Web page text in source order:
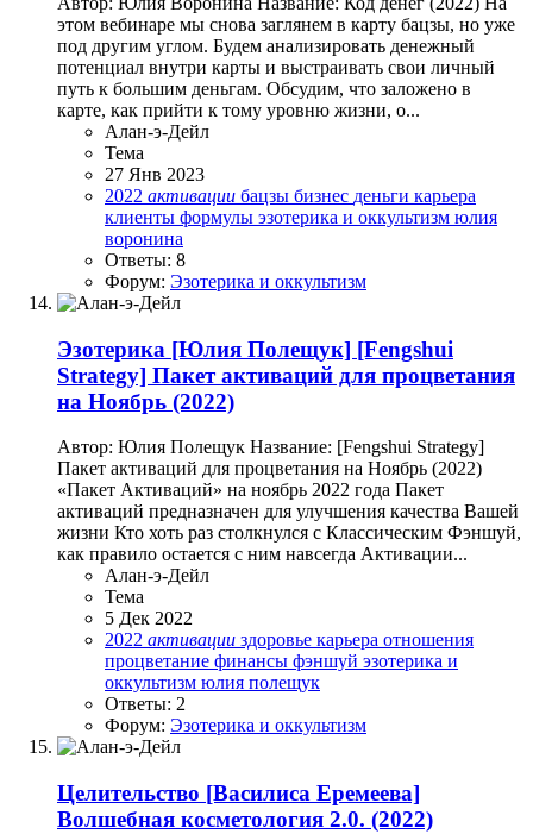
этом вебинаре мы снова заглянем в карту бацзы, но уже
под другим углом. Будем анализировать денежный
потенциал внутри карты и выстраивать свои личный
путь к большим деньгам. Обсудим, что заложено в
карте, как прийти к тому уровню жизни, о...
Алан-э-Дейл
Тема
27 Янв 2023
2022 активации бацзы бизнес деньги карьера
клиенты формулы эзотерика и оккультизм юлия
воронина
Ответы: 8
Форум: Эзотерика и оккультизм
Эзотерика [Юлия Полещук] [Fengshui
Strategy] Пакет активаций для процветания
на Ноябрь (2022)
Автор: Юлия Полещук Название: [Fengshui Strategy]
Пакет активаций для процветания на Ноябрь (2022)
«Пакет Активаций» на ноябрь 2022 года Пакет
активаций предназначен для улучшения качества Вашей
жизни Кто хоть раз столкнулся с Классическим Фэншуй,
как правило остается с ним навсегда Активации...
Алан-э-Дейл
Тема
5 Дек 2022
2022 активации здоровье карьера отношения
процветание финансы фэншуй эзотерика и
оккультизм юлия полещук
Ответы: 2
Форум: Эзотерика и оккультизм
Целительство [Василиса Еремеева]
Волшебная косметология 2.0. (2022)